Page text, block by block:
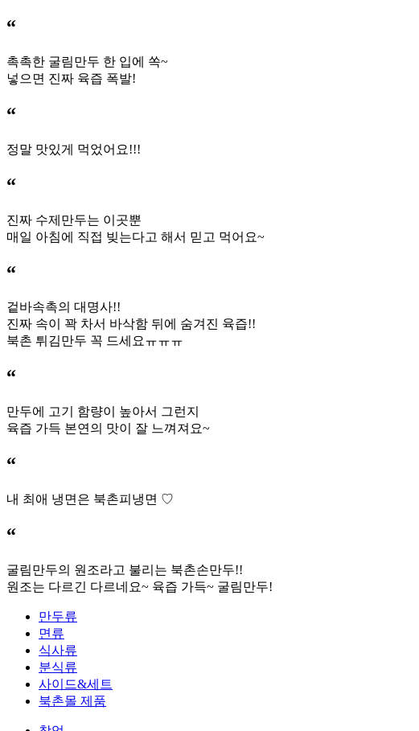
“
촉촉한 굴림만두 한 입에 쏙~
넣으면 진짜 육즙 폭발!
“
정말 맛있게 먹었어요!!!
“
진짜 수제만두는 이곳뿐
매일 아침에 직접 빚는다고 해서 믿고 먹어요~
“
겉바속촉의 대명사!!
진짜 속이 꽉 차서 바삭함 뒤에 숨겨진 육즙!!
북촌 튀김만두 꼭 드세요ㅠㅠㅠ
“
만두에 고기 함량이 높아서 그런지
육즙 가득 본연의 맛이 잘 느껴져요~
“
내 최애 냉면은 북촌피냉면 ♡
“
굴림만두의 원조라고 불리는 북촌손만두!!
원조는 다르긴 다르네요~ 육즙 가득~ 굴림만두!
만두류
면류
식사류
분식류
사이드&세트
북촌몰 제품